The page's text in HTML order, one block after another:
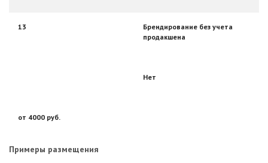
13
Брендирование без учета
продакшена
Нет
от 4000 руб.
Примеры размещения